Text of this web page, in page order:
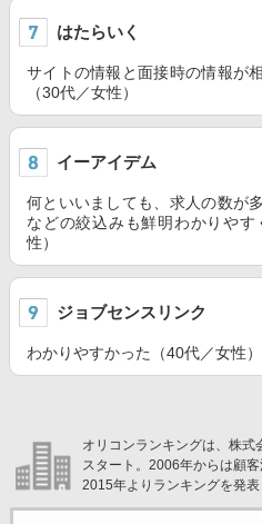
はたらいく
サイトの情報と面接時の情報が
（30代／女性）
イーアイデム
何といいましても、求人の数
などの絞込みも鮮明わかりや
性）
ジョブセンスリンク
わかりやすかった（40代／女性）
オリコンランキングは、株式
スタート。2006年からは顧
2015年よりランキングを発表